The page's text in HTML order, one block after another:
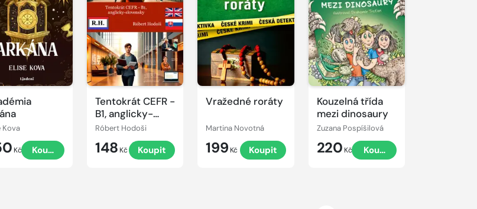
Kova
Kč Koupit
Tentokrát CEFR -
B1, anglicky-
slovensky
Róbert Hodoši
148 Kč Koupit
Vražedné roráty
Martina Novotná
199 Kč Koupit
Kouzelná třída
mezi dinosaury
Zuzana Pospíšilová
220 Kč Koupit